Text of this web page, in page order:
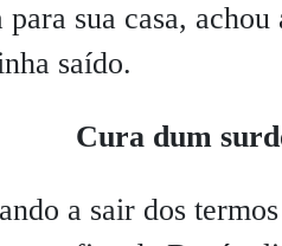
sua casa,
saído.
Cura dum
a sair dos